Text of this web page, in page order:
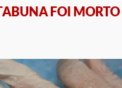
FOI MORTO